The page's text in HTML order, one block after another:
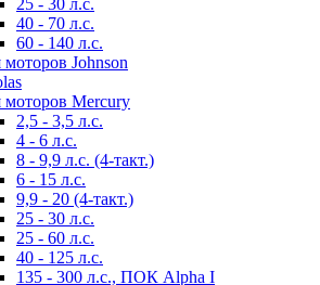
25 - 30 л.с.
40 - 70 л.с.
60 - 140 л.с.
моторов Johnson
моторов Mercury
2,5 - 3,5 л.с.
4 - 6 л.с.
8 - 9,9 л.с. (4-такт.)
6 - 15 л.с.
9,9 - 20 (4-такт.)
25 - 30 л.с.
25 - 60 л.с.
40 - 125 л.с.
135 - 300 л.с., ПОК Alpha I